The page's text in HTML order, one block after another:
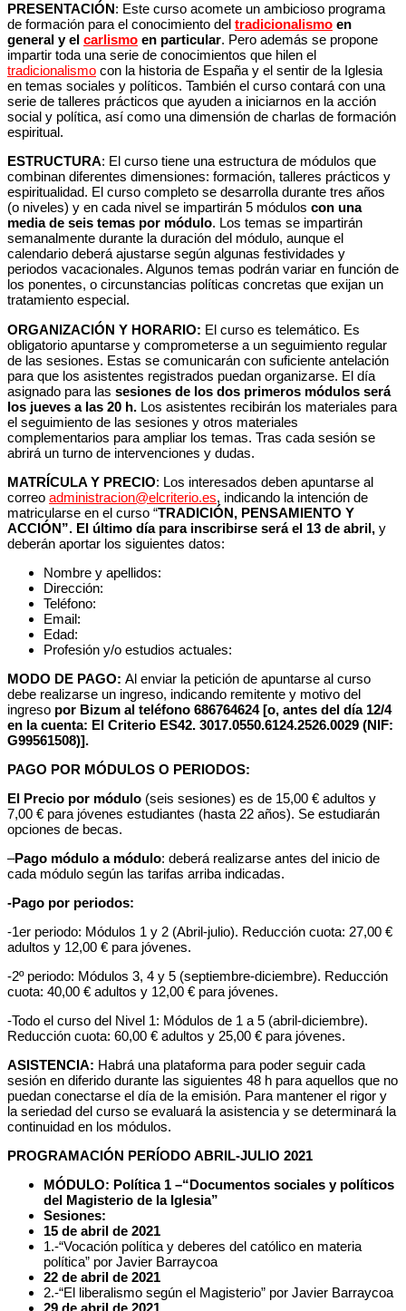
PRESENTACIÓN: Este curso acomete un ambicioso programa
de formación para el conocimiento del tradicionalismo en
general y el carlismo en particular. Pero además se propone
impartir toda una serie de conocimientos que hilen el
tradicionalismo con la historia de España y el sentir de la Iglesia
en temas sociales y políticos. También el curso contará con una
serie de talleres prácticos que ayuden a iniciarnos en la acción
social y política, así como una dimensión de charlas de formación
espiritual.
ESTRUCTURA: El curso tiene una estructura de módulos que
combinan diferentes dimensiones: formación, talleres prácticos y
espiritualidad. El curso completo se desarrolla durante tres años
(o niveles) y en cada nivel se impartirán 5 módulos con una
media de seis temas por módulo. Los temas se impartirán
semanalmente durante la duración del módulo, aunque el
calendario deberá ajustarse según algunas festividades y
periodos vacacionales. Algunos temas podrán variar en función de
los ponentes, o circunstancias políticas concretas que exijan un
tratamiento especial.
ORGANIZACIÓN Y HORARIO: El curso es telemático. Es
obligatorio apuntarse y comprometerse a un seguimiento regular
de las sesiones. Estas se comunicarán con suficiente antelación
para que los asistentes registrados puedan organizarse. El día
asignado para las sesiones de los dos primeros módulos será
los jueves a las 20 h. Los asistentes recibirán los materiales para
el seguimiento de las sesiones y otros materiales
complementarios para ampliar los temas. Tras cada sesión se
abrirá un turno de intervenciones y dudas.
MATRÍCULA Y PRECIO: Los interesados deben apuntarse al
correo administracion@elcriterio.es, indicando la intención de
matricularse en el curso “TRADICIÓN, PENSAMIENTO Y
ACCIÓN”. El último día para inscribirse será el 13 de abril, y
deberán aportar los siguientes datos:
Nombre y apellidos:
Dirección:
Teléfono:
Email:
Edad:
Profesión y/o estudios actuales:
MODO DE PAGO: Al enviar la petición de apuntarse al curso
debe realizarse un ingreso, indicando remitente y motivo del
ingreso por Bizum al teléfono 686764624 [o, antes del día 12/4
en la cuenta: El Criterio ES42. 3017.0550.6124.2526.0029 (NIF:
G99561508)].
PAGO POR MÓDULOS O PERIODOS:
El Precio por módulo (seis sesiones) es de 15,00 € adultos y
7,00 € para jóvenes estudiantes (hasta 22 años). Se estudiarán
opciones de becas.
–Pago módulo a módulo: deberá realizarse antes del inicio de
cada módulo según las tarifas arriba indicadas.
-Pago por periodos:
-1er periodo: Módulos 1 y 2 (Abril-julio). Reducción cuota: 27,00 €
adultos y 12,00 € para jóvenes.
-2º periodo: Módulos 3, 4 y 5 (septiembre-diciembre). Reducción
cuota: 40,00 € adultos y 12,00 € para jóvenes.
-Todo el curso del Nivel 1: Módulos de 1 a 5 (abril-diciembre).
Reducción cuota: 60,00 € adultos y 25,00 € para jóvenes.
ASISTENCIA: Habrá una plataforma para poder seguir cada
sesión en diferido durante las siguientes 48 h para aquellos que no
puedan conectarse el día de la emisión. Para mantener el rigor y
la seriedad del curso se evaluará la asistencia y se determinará la
continuidad en los módulos.
PROGRAMACIÓN PERÍODO ABRIL-JULIO 2021
MÓDULO: Política 1 –“Documentos sociales y políticos
del Magisterio de la Iglesia”
Sesiones:
15 de abril de 2021
1.-“Vocación política y deberes del católico en materia
política” por Javier Barraycoa
22 de abril de 2021
2.-“El liberalismo según el Magisterio” por Javier Barraycoa
29 de abril de 2021